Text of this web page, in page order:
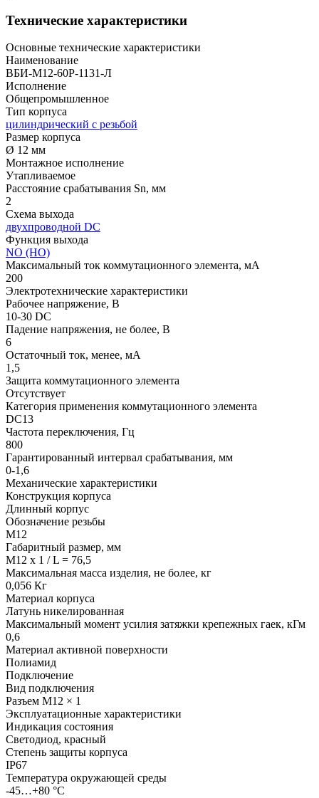
Технические характеристики
Основные технические характеристики
Наименование
ВБИ-М12-60Р-1131-Л
Исполнение
Общепромышленное
Тип корпуса
цилиндрический с резьбой
Размер корпуса
Ø 12 мм
Монтажное исполнение
Утапливаемое
Расстояние срабатывания Sn, мм
2
Схема выхода
двухпроводной DC
Функция выхода
NO (НО)
Максимальный ток коммутационного элемента, мА
200
Электротехнические характеристики
Рабочее напряжение, В
10-30 DC
Падение напряжения, не более, В
6
Остаточный ток, менее, мА
1,5
Защита коммутационного элемента
Отсутствует
Категория применения коммутационного элемента
DC13
Частота переключения, Гц
800
Гарантированный интервал срабатывания, мм
0-1,6
Механические характеристики
Конструкция корпуса
Длинный корпус
Обозначение резьбы
М12
Габаритный размер, мм
M12 x 1 / L = 76,5
Максимальная масса изделия, не более, кг
0,056 Кг
Материал корпуса
Латунь никелированная
Максимальный момент усилия затяжки крепежных гаек, кГм
0,6
Материал активной поверхности
Полиамид
Подключение
Вид подключения
Разъем M12 × 1
Эксплуатационные характеристики
Индикация состояния
Светодиод, красный
Степень защиты корпуса
IP67
Температура окружающей среды
-45…+80 °С